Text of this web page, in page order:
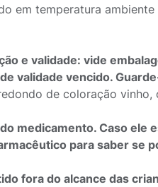
em temperatura
e validade: vide
validade vencido.
de coloração
medicamento. Caso ele
para saber se
fora do alcance das